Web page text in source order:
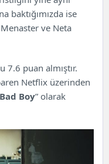
Karakterler
baktığımızda ise
ve Neta
7.6 puan almıştır.
Netflix üzerinden
Bad Boy” olarak